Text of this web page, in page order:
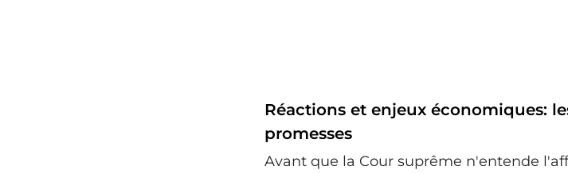
Réactions et enjeux économiques:
promesses
Avant que la Cour suprême n'entende